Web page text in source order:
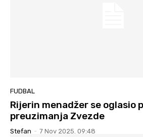
FUDBAL
Rijerin menadžer se oglasio
preuzimanja Zvezde
Stefan - 7 Nov 2025. 09:48